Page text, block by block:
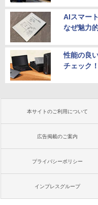
AIスマー
なぜ魅力
性能の良
チェック！
本サイトのご利用について
広告掲載のご案内
プライバシーポリシー
インプレスグループ